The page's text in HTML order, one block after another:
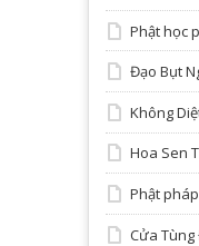
Phật học
Đạo Bụt
Không
Hoa Sen
Phật
Cửa